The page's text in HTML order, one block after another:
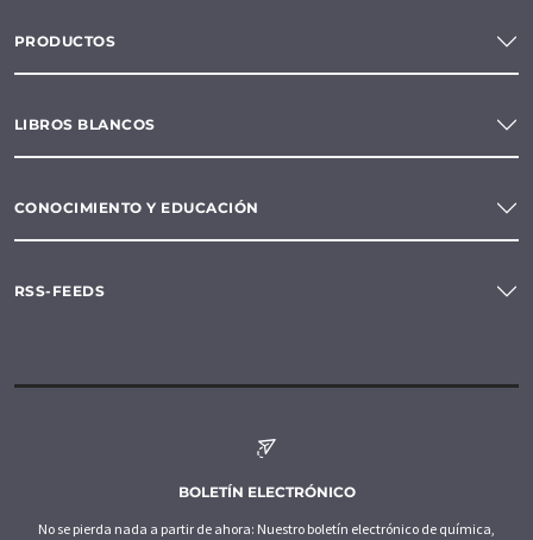
PRODUCTOS
LIBROS BLANCOS
CONOCIMIENTO Y EDUCACIÓN
RSS-FEEDS
BOLETÍN ELECTRÓNICO
No se pierda nada a partir de ahora: Nuestro boletín electrónico de química,